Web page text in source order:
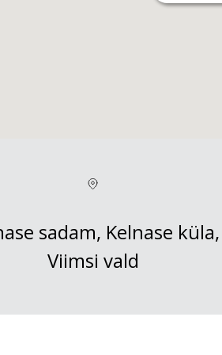
sadam, Kelnase küla,
Viimsi vald